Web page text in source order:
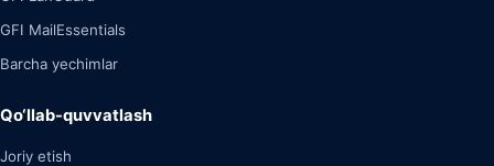
GFI MailEssentials
Barcha yechimlar
Qo‘llab-quvvatlash
Joriy etish